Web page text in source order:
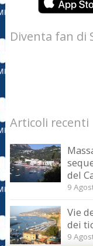
Diventa fan di
Articoli recenti
del
9
Vie
dei
9